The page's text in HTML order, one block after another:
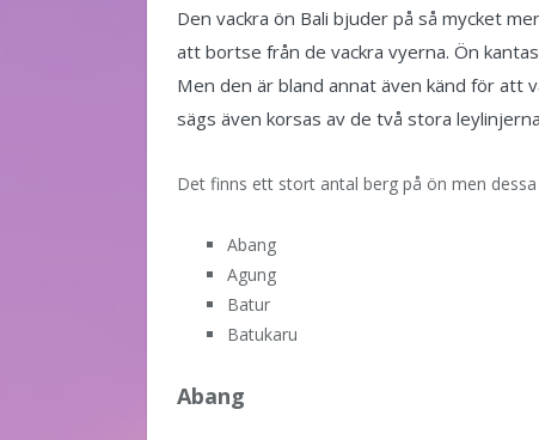
Den vackra ön Bali bjuder på så mycket
att bortse från de vackra vyerna. Ön
Men den är bland annat även känd för att
sägs även korsas av de två stora
Det finns ett stort antal berg på ön men
Abang
Agung
Batur
Batukaru
Abang